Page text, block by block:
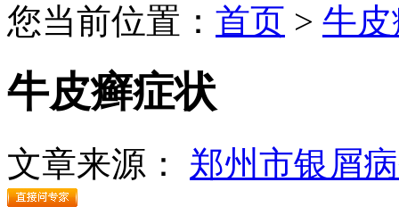
您当前位置： 首页 > 牛
牛皮癣症状
文章来源： 郑州市银屑